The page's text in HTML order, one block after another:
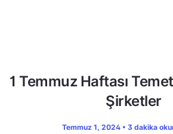
1 Temmuz Haftası
Şirketler
Temmuz 1, 2024 • 3 dakika